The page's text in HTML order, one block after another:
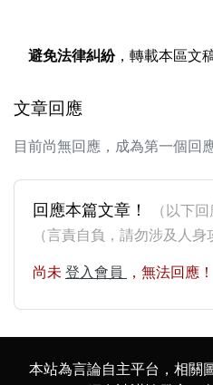
避免法律糾紛，轉載本區文
文章回應
目前尚無回應，成為第一個回
回應本篇文章！
（以下
（言責自負，請勿涉及人身
尚未 登入會員 ，無法回應！
本站為言論自主平台，相關